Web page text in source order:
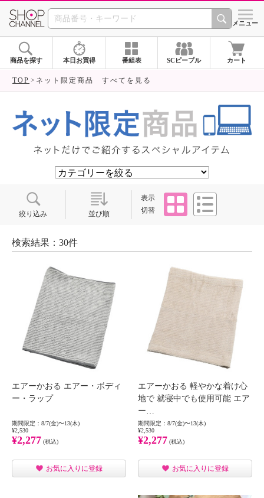
SHOP CHANNEL ショッ
メニュー
商品を探す 本日お買得 番組表 SCピープル カート
TOP ネット限定商品 すべてを見る
絞り込み 並び順
表示
切替
タイル
検索結果：30件
エアーかおる エアー・ボディ
ー・ラップ
期間限定：8/7(金)〜13(木)
¥2,530
¥2,277 (税込)
お気に入りに登録
エアーかおる 軽やかな着け心
地で 就寝中でも使用可能 エア
ー…
期間限定：8/7(金)〜13(木)
¥2,530
¥2,277 (税込)
お気に入りに登録